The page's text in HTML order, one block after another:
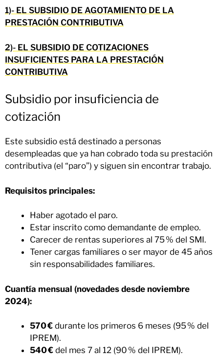
1)- EL SUBSIDIO DE AGOTAMIENTO DE LA
PRESTACIÓN CONTRIBUTIVA
2)- EL SUBSIDIO DE COTIZACIONES
INSUFICIENTES PARA LA PRESTACIÓN
CONTRIBUTIVA
Subsidio por insuficiencia de
cotización
Este subsidio está destinado a personas
desempleadas que ya han cobrado toda su prestación
contributiva (el “paro”) y siguen sin encontrar trabajo.
Requisitos principales:
Haber agotado el paro.
Estar inscrito como demandante de empleo.
Carecer de rentas superiores al 75 % del SMI.
Tener cargas familiares o ser mayor de 45 años
sin responsabilidades familiares.
Cuantía mensual (novedades desde noviembre
2024):
570 € durante los primeros 6 meses (95 % del
IPREM).
540 € del mes 7 al 12 (90 % del IPREM).